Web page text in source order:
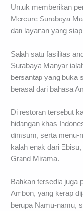
Untuk memberikan
Mercure Surabaya
dan layanan yang
Salah satu fasilitas
Surabaya Manyar
bersantap yang buka
berasal dari bahasa
Di restoran tersebut
hidangan khas
dimsum, serta menu-
kalah enak dari
Grand Mirama.
Bahkan tersedia juga
Ambon, yang kerap
berupa Namu-namu,